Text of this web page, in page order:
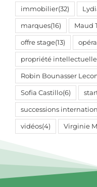
immobilier(32)
marques(16) Maud
offre stage(13)
propriété intellectuelle
Robin Bounasser
Sofia Castillo(6)
successions
vidéos(4) Virginie